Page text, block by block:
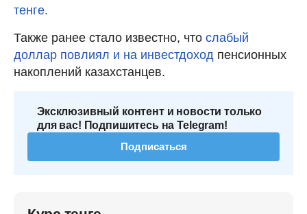
тенге.
Также ранее стало известно, что слабый
доллар повлиял и на инвестдоход пенсионных
накоплений казахстанцев.
Эксклюзивный контент и новости только
для вас! Подпишитесь на Telegram!
Подписаться